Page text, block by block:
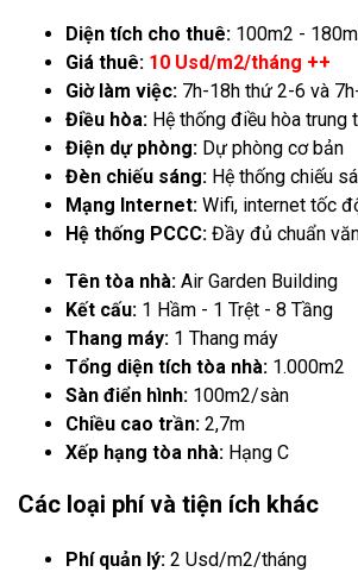
Diện tích cho thuê: 100m2 -
Giá thuê: 10 Usd/m2/tháng ++
Giờ làm việc: 7h-18h thứ 2-6 và
Điều hòa: Hệ thống điều hòa trung
Điện dự phòng: Dự phòng cơ bản
Đèn chiếu sáng: Hệ thống chiếu
Mạng Internet: Wifi, internet tốc
Hệ thống PCCC: Đầy đủ chuẩn
Tên tòa nhà: Air Garden Building
Kết cấu: 1 Hầm - 1 Trệt - 8 Tầng
Thang máy: 1 Thang máy
Tổng diện tích tòa nhà: 1.000m2
Sàn điển hình: 100m2/sàn
Chiều cao trần: 2,7m
Xếp hạng tòa nhà: Hạng C
Các loại phí và tiện ích khác
Phí quản lý: 2 Usd/m2/tháng